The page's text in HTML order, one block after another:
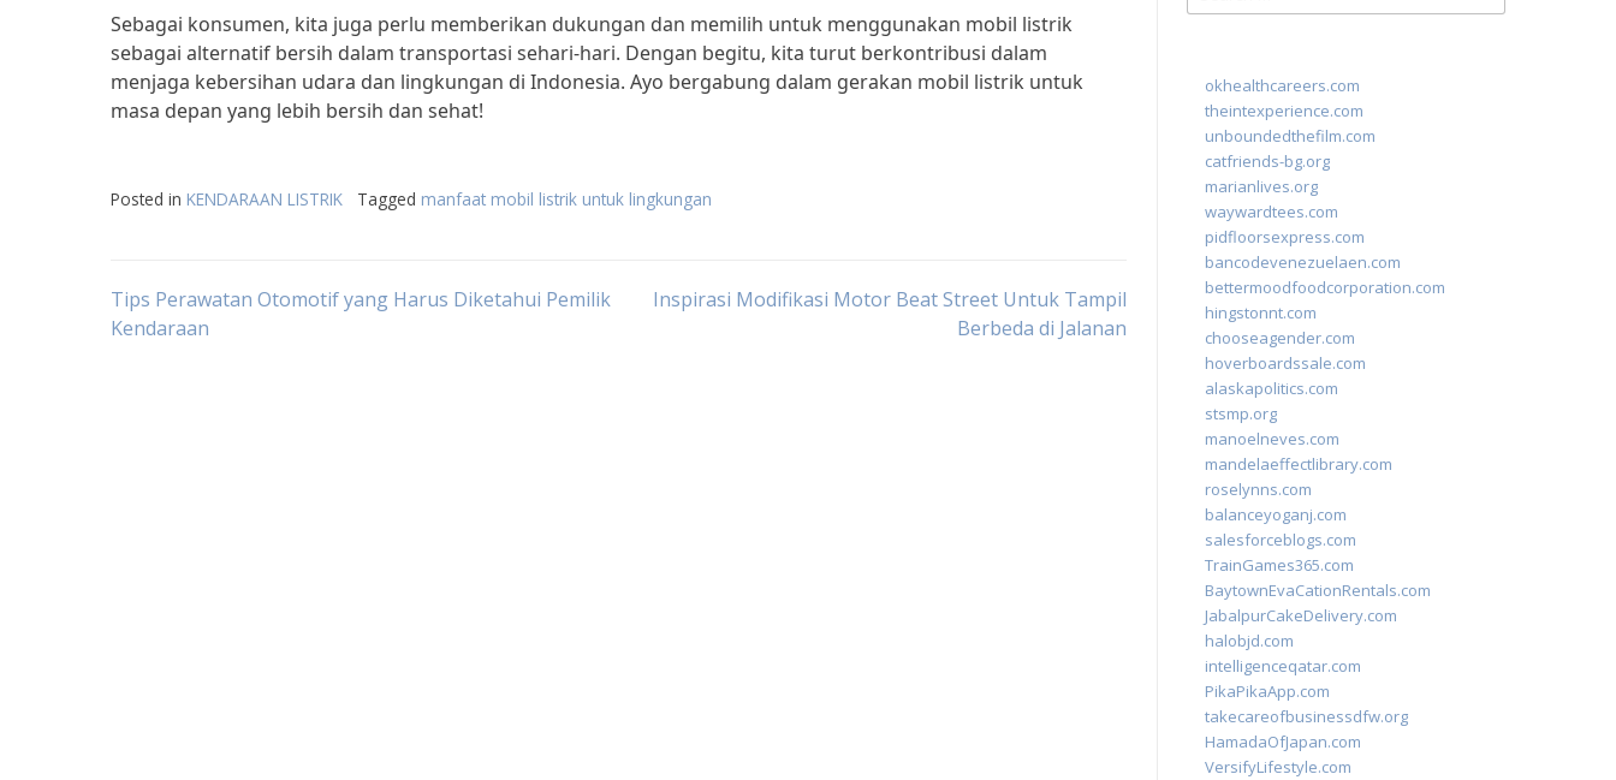
Sebagai konsumen, kita juga perlu memberikan dukungan dan memilih untuk menggunakan mobil listrik
sebagai alternatif bersih dalam transportasi sehari-hari. Dengan begitu, kita turut berkontribusi dalam
menjaga kebersihan udara dan lingkungan di Indonesia. Ayo bergabung dalam gerakan mobil listrik untuk
masa depan yang lebih bersih dan sehat!
Posted in KENDARAAN LISTRIK Tagged manfaat mobil listrik untuk lingkungan
Post
Tips Perawatan Otomotif yang Harus Diketahui Pemilik
Kendaraan
Inspirasi Modifikasi Motor Beat Street Untuk Tampil
Berbeda di Jalanan
for:
okhealthcareers.com
theintexperience.com
unboundedthefilm.com
catfriends-bg.org
marianlives.org
waywardtees.com
pidfloorsexpress.com
bancodevenezuelaen.com
bettermoodfoodcorporation.com
hingstonnt.com
chooseagender.com
hoverboardssale.com
alaskapolitics.com
stsmp.org
manoelneves.com
mandelaeffectlibrary.com
roselynns.com
balanceyoganj.com
salesforceblogs.com
TrainGames365.com
BaytownEvaCationRentals.com
JabalpurCakeDelivery.com
halobjd.com
intelligenceqatar.com
PikaPikaApp.com
takecareofbusinessdfw.org
HamadaOfJapan.com
VersifyLifestyle.com